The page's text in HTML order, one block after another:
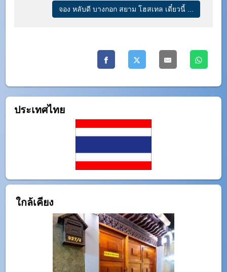
จอง หลับดี บางกอก สยาม โฮสเทล เดี๋ยวนี้ ...
ประเทศไทย
ใกล้เคียง